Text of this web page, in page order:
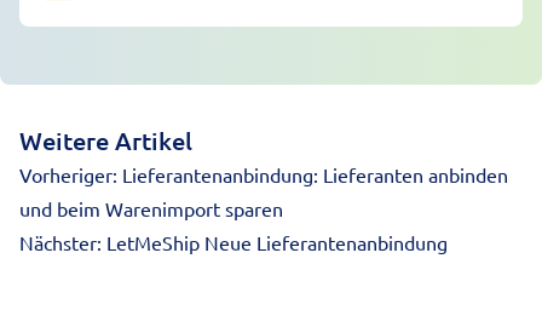
Weitere Artikel
Vorheriger: Lieferantenanbindung: Lieferanten anbinden
und beim Warenimport sparen
Nächster: LetMeShip Neue Lieferantenanbindung